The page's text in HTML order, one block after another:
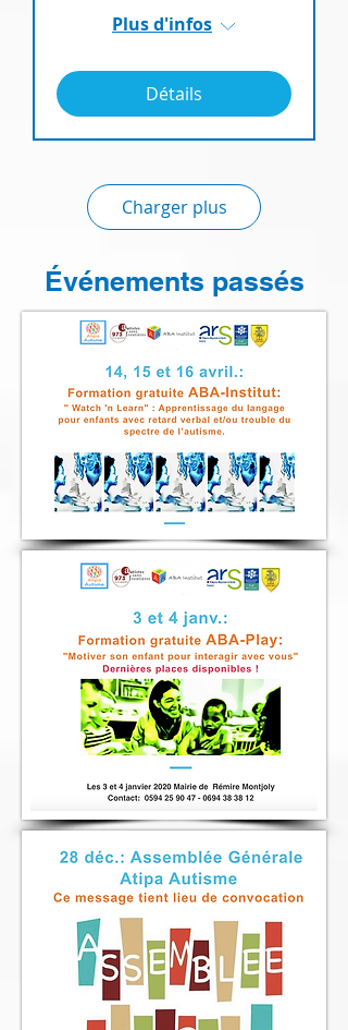
Plus d'infos
Détails
Charger plus
Événements passés